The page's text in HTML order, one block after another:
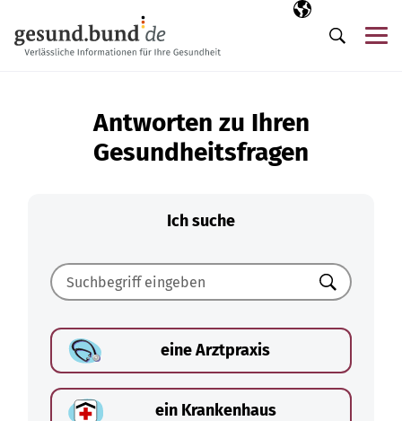
Ausgewählte
DE
Suche
Antworten zu Ihren
Gesundheitsfragen
Ich suche
Suchen
eine Arztpraxis
ein Krankenhaus